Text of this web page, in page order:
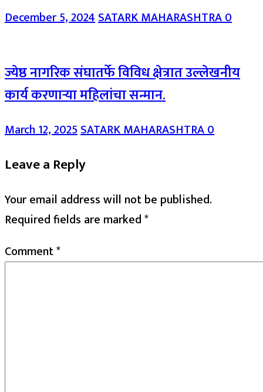
December 5, 2024SATARK MAHARASHTRA0
ज्येष्ठ नागरिक संघातर्फे विविध क्षेत्रात उल्लेखनीय
कार्य करणाऱ्या महिलांचा सन्मान.
March 12, 2025SATARK MAHARASHTRA0
Leave a Reply
Your email address will not be published.
Required fields are marked*
Comment*